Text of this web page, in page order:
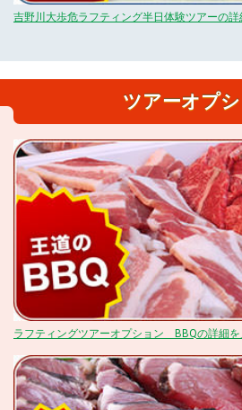
吉野川大歩危ラフティング半日体験ツアーの詳
ツアーオプ
ラフティングツアーオプション BBQの詳細を